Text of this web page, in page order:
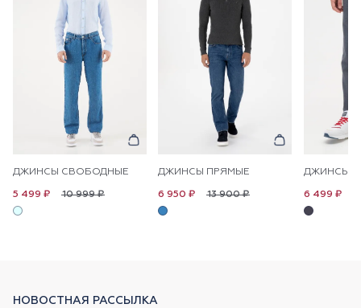
ДЖИНСЫ СВОБОДНЫЕ
10 999 ₽
5 499 ₽
ДЖИНСЫ ПРЯМЫЕ
13 900 ₽
6 950 ₽
ДЖИНСЫ
6 499 ₽
НОВОСТНАЯ РАССЫЛКА